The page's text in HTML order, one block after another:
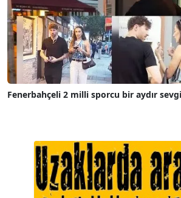
Fenerbahçeli 2 milli sporcu bir aydır